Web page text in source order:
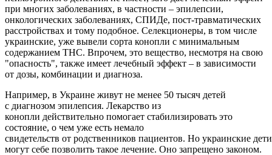
при многих заболеваниях, в частности – эпилепсии,
онкологических заболеваниях, СПИДе, пост-травматических
расстройствах и тому подобное. Селекционеры, в том числе
украинские, уже вывели сорта конопли с минимальным
содержанием THC. Впрочем, это вещество, несмотря на свою
"опасность", также имеет лечебный эффект – в зависимости
от дозы, комбинации и диагноза.
Например, в Украине живут не менее 50 тысяч детей
с диагнозом эпилепсия. Лекарство из
конопли действительно помогает стабилизировать это
состояние, о чем уже есть немало
свидетельств от родственников пациентов. Но украинские
могут себе позволить такое лечение. Оно запрещено законом.